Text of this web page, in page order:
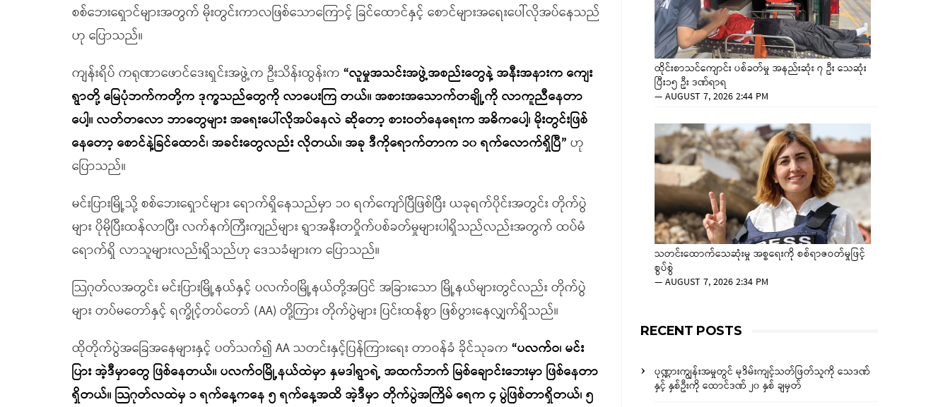
စစ်ဘေးရှောင်များအတွက် မိုးတွင်းကာလဖြစ်သောကြောင့် ခြင်ထောင်နှင့် စောင်များအရေးပေါ်လိုအပ်နေသည်
ဟု ပြောသည်။
ကျန်းရိပ် ကရုဏာဖောင်ဒေးရှင်းအဖွဲ့က ဦးသိန်းထွန်းက “လူမှုအသင်းအဖွဲ့အစည်းတွေနဲ့ အနီးအနားက ကျေး
ရွာတို့ မြေပုံဘက်ကတို့က ဒုက္ခသည်တွေကို လာပေးကြ တယ်။ အစားအသောက်တချို့ကို လာကူညီနေတာ
ပေါ့။ လတ်တလော ဘာတွေများ အရေးပေါ်လိုအပ်နေလဲ ဆိုတော့ စားဝတ်နေရေးက အဓိကပေါ့၊ မိုးတွင်းဖြစ်
နေတော့ စောင်နဲ့ခြင်ထောင်၊ အခင်းတွေလည်း လိုတယ်။ အခု ဒီကိုရောက်တာက ၁၀ ရက်လောက်ရှိပြီ” ဟု
ပြောသည်။
မင်းပြားမြို့သို့ စစ်ဘေးရှောင်များ ရောက်ရှိနေသည်မှာ ၁၀ ရက်ကျော်ပြီဖြစ်ပြီး ယခုရက်ပိုင်းအတွင်း တိုက်ပွဲ
များ ပိုမိုပြီးထန်လာပြီး လက်နက်ကြီးကျည်များ ရွာအနီးတဝှိုက်ပစ်ခတ်မှုများပါရှိသည်လည်းအတွက် ထပ်မံ
ရောက်ရှိ လာသူများလည်းရှိသည်ဟု ဒေသခံများက ပြောသည်။
သြဂုတ်လအတွင်း မင်းပြားမြို့နယ်နှင့် ပလက်ဝမြို့နယ်တို့အပြင် အခြားသော မြို့နယ်များတွင်လည်း တိုက်ပွဲ
များ တပ်မတော်နှင့် ရက္ခိုင့်တပ်တော် (AA) တို့ကြား တိုက်ပွဲများ ပြင်းထန်စွာ ဖြစ်ပွားနေလျှက်ရှိသည်။
ထိုတိုက်ပွဲအခြေအနေများနှင့် ပတ်သက်၍ AA သတင်းနှင့်ပြန်ကြားရေး တာဝန်ခံ ခိုင်သုခက “ပလက်ဝ၊ မင်း
ပြား အဲ့ဒီမှာတွေ ဖြစ်နေတယ်။ ပလက်ဝမြို့နယ်ထဲမှာ နှမဒါရွာရဲ့ အထက်ဘက် မြစ်ချောင်းဘေးမှာ ဖြစ်နေတာ
ရှိတယ်။ သြဂုတ်လထဲမှ ၁ ရက်နေ့ကနေ ၅ ရက်နေ့အထိ အဲ့ဒီမှာ တိုက်ပွဲအကြိမ် ရေက ၄ ပွဲဖြစ်တာရှိတယ်၊ ၅
ထိုင်းစာသင်ကျောင်း ပစ်ခတ်မှု အနည်းဆုံး ၇ ဦး သေဆုံး
ပြီး၁၅ ဦး ဒဏ်ရာရ
—AUGUST 7, 2026 2:44 PM
သတင်းထောက်သေဆုံးမှု အစ္စရေးကို စစ်ရာဇဝတ်မှုဖြင့်
စွပ်စွဲ
—AUGUST 7, 2026 2:34 PM
RECENT POSTS
ပုဏ္ဏားကျွန်းအမှုတွင် မုဒိမ်းကျင့်သတ်ဖြတ်သူကို သေဒဏ်
နှင့် နှစ်ဦးကို ထောင်ဒဏ် ၂၀ နှစ် ချမှတ်